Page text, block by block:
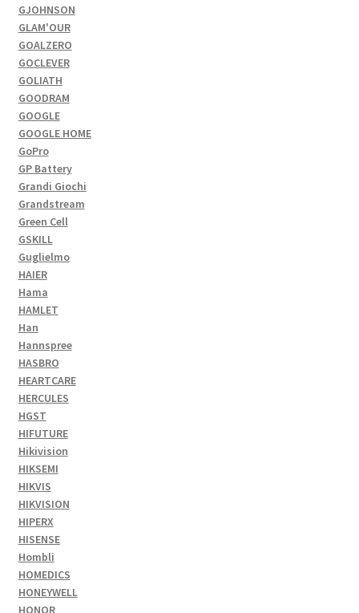
GJOHNSON
GLAM'OUR
GOALZERO
GOCLEVER
GOLIATH
GOODRAM
GOOGLE
GOOGLE HOME
GoPro
GP Battery
Grandi Giochi
Grandstream
Green Cell
GSKILL
Guglielmo
HAIER
Hama
HAMLET
Han
Hannspree
HASBRO
HEARTCARE
HERCULES
HGST
HIFUTURE
Hikivision
HIKSEMI
HIKVIS
HIKVISION
HIPERX
HISENSE
Hombli
HOMEDICS
HONEYWELL
HONOR